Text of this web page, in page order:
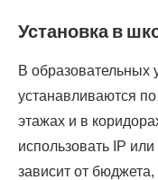
Установка в
В образовательных
устанавливаются
этажах и в
использовать IP
зависит от